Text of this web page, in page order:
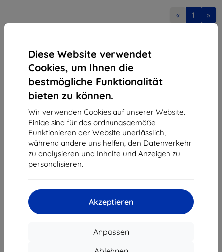
Diese Website verwendet
Cookies, um Ihnen die
bestmögliche Funktionalität
bieten zu können.
Wir verwenden Cookies auf unserer Website.
Einige sind für das ordnungsgemäße
Funktionieren der Website unerlässlich,
während andere uns helfen, den Datenverkehr
zu analysieren und Inhalte und Anzeigen zu
personalisieren.
Akzeptieren
Anpassen
« 1 »
Shield-Sk s.r.o.
Ulica Rudolfa Mocka 3750/2A
841 04 Bratislava
Unternehmens-ID:46701494
USt-IdNr.:SK2023549671
info@top4mobile.eu